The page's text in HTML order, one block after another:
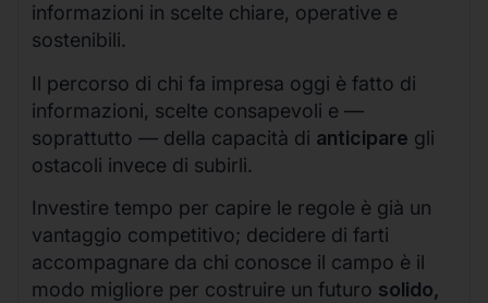
informazioni in scelte chiare, operative e
sostenibili.
Il percorso di chi fa impresa oggi è fatto di
informazioni, scelte consapevoli e —
soprattutto — della capacità di anticipare gli
ostacoli invece di subirli.
Investire tempo per capire le regole è già un
vantaggio competitivo; decidere di farti
accompagnare da chi conosce il campo è il
modo migliore per costruire un futuro solido,